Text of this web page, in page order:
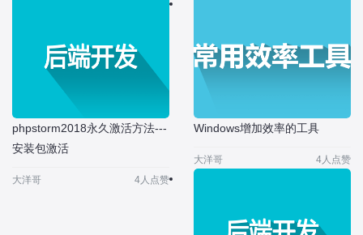
phpstorm2018永久激活方法---
安装包激活
大洋哥 4人点赞
Windows增加效率的工具
大洋哥 4人点赞